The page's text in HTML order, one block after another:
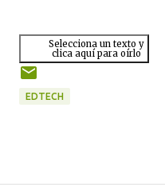
Selecciona un texto y
clica aquí para oírlo
EDTECH